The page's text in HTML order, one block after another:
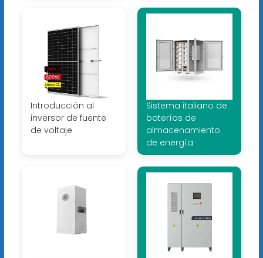
Introducción al
inversor de fuente
de voltaje
Sistema italiano de
baterías de
almacenamiento
de energía